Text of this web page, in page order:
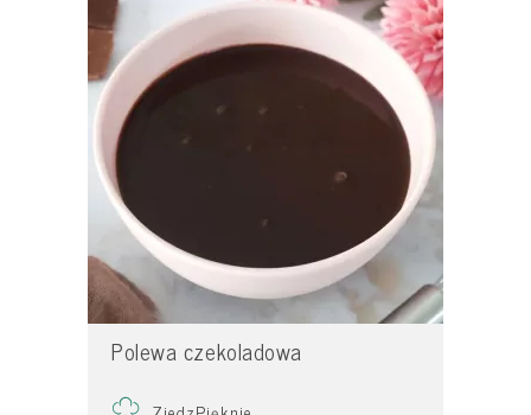
Polewa czekoladowa